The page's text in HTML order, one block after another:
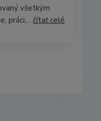
všetkým
práci,...čítať celé